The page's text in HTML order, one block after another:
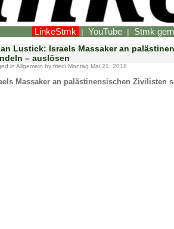
LinkeStmk | YouTube | Stmk
Lustick: Israels Massaker an
– auslösen
in Allgemein by friedi Montag Mai 21, 2018
Massaker an palästinensischen Zivilisten